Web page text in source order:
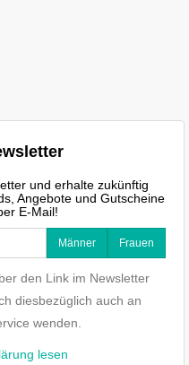
und erhalte zukünftig
Angebote und Gutscheine
E-Mail!
Männer Frauen
den Link im Newsletter
diesbezüglich auch an
wenden.
lesen